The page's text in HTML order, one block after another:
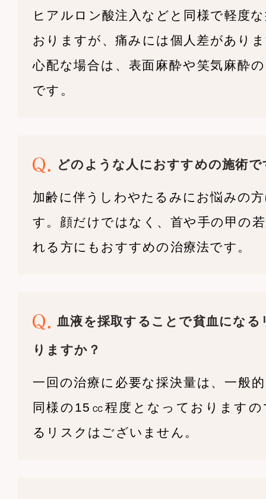
ヒアルロン酸注入などと同様で軽度
おりますが、痛みには個人差があり
心配な場合は、表面麻酔や笑気麻酔
です。
どのような人におすすめの施術で
加齢に伴うしわやたるみにお悩みの
す。顔だけではなく、首や手の甲の
れる方にもおすすめの治療法です。
血液を採取することで貧血になる
りますか？
一回の治療に必要な採決量は、一般
同様の15㏄程度となっております
るリスクはございません。